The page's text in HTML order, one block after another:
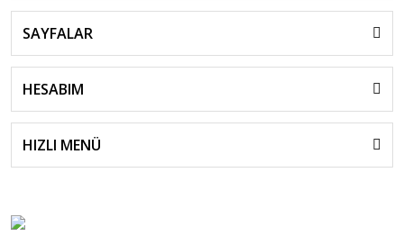
SAYFALAR
HESABIM
HIZLI MENÜ